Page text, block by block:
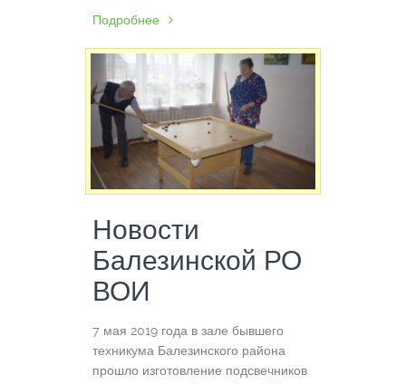
Подробнее
Новости
Балезинской РО
ВОИ
7 мая 2019 года в зале бывшего
техникума Балезинского района
прошло изготовление подсвечников